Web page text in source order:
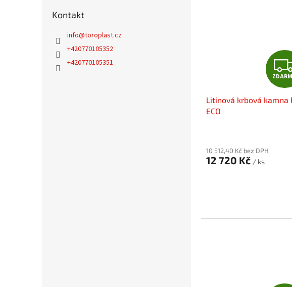
Kontakt
info@toroplast.cz
+420770105352
+420770105351
Litinová krbová kamna
ECO
10 512,40 Kč bez DPH
12 720 Kč / ks